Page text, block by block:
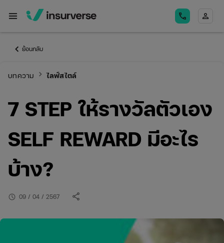
menu call person
keyboard_arrow_left ย้อนกลับ
บทความ keyboard_arrow_right ไลฟ์สไตล์
7 STEP ให้รางวัลตัวเอง
SELF REWARD มีอะไร
บ้าง?
schedule 09 / 04 / 2567 share